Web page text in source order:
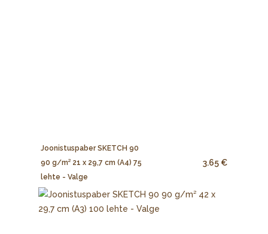
Joonistuspaber SKETCH 90
90 g/m² 21 x 29,7 cm (A4) 75
lehte - Valge
3.65 €